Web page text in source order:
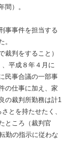
間）。
事事件を担当する
。
判をすること）
平成８年４月に
民事合議の一部事
の仕事に加え、家
の裁判所勤務は計1
とを持たせたく、
ところ（裁判官
勤の指示に従わな